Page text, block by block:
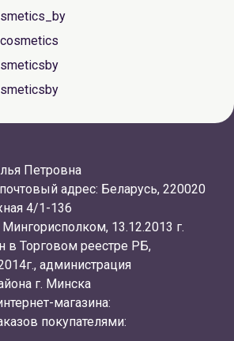
Петровна
адрес: Беларусь, 220020
4/1-136
13.12.2013 г.
в Торговом реестре РБ,
администрация
г. Минска
магазина:
покупателями: